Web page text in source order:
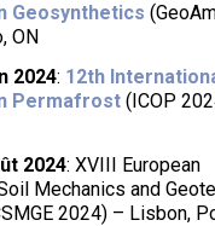
Geosynthetics
ON
2024: 12th
Permafrost (ICOP
2024: XVIII European
Mechanics and
2024) – Lisbon,